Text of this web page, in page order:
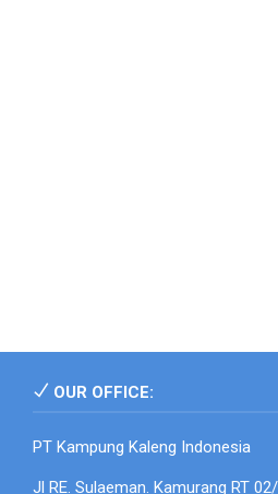
OUR OFFICE:
PT Kampung Kaleng Indonesia
Jl RE. Sulaeman. Kamurang RT